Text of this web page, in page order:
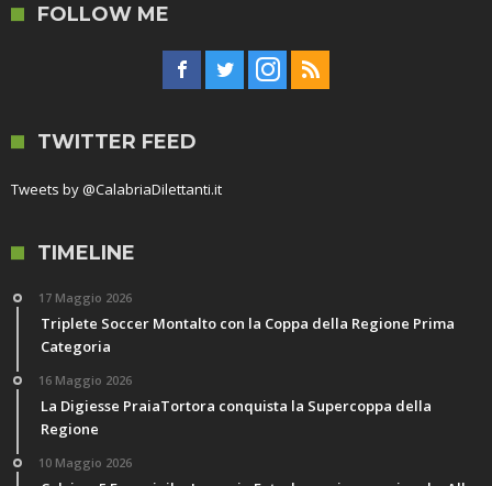
FOLLOW ME
TWITTER FEED
Tweets by @CalabriaDilettanti.it
TIMELINE
17 Maggio 2026
Triplete Soccer Montalto con la Coppa della Regione Prima
Categoria
16 Maggio 2026
La Digiesse PraiaTortora conquista la Supercoppa della
Regione
10 Maggio 2026